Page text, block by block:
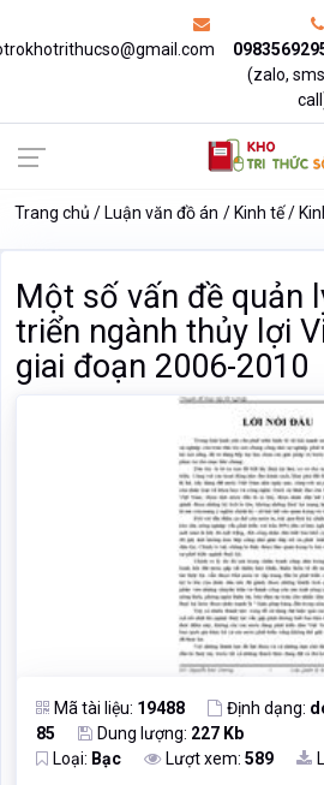
(zalo,
Trang chủ Luận văn đồ án Kinh tế
Một số vấn đề quản
triển ngành thủy lợi
giai đoạn 2006-2010
Mã tài liệu: 19488 Định dạng:
85
Dung lượng: 227 Kb
Loại: Bạc Lượt xem: 589